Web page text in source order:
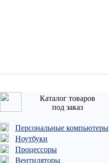
Каталог товаров
под заказ
Персональные компьютеры
Ноутбуки
Процессоры
Вентиляторы